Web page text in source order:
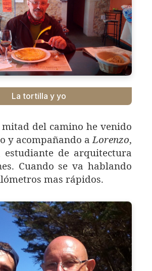
La tortilla y yo
mitad del camino he venido
y acompañando aLorenzo,
estudiante de arquitectura
Cuando se va hablando
mas rápidos.